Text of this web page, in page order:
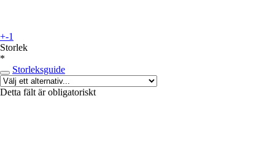
+-1
Storlek
*
Storleksguide
Detta fält är obligatoriskt